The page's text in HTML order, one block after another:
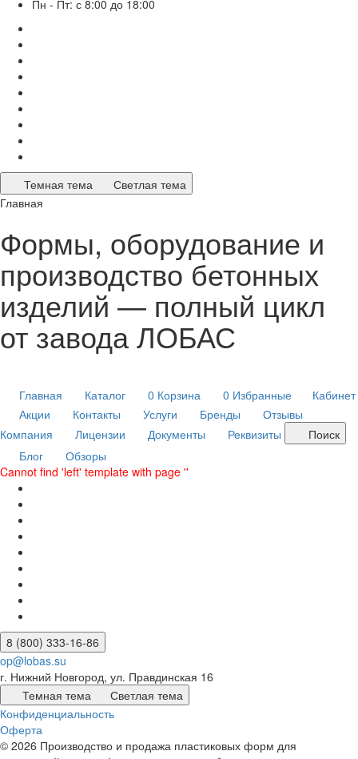
Пн - Пт: с 8:00 до 18:00
Темная тема
Светлая тема
Главная
Формы, оборудование и
производство бетонных
изделий — полный цикл
от завода ЛОБАС
Главная Каталог 0 Корзина 0 Избранные
Кабинет
Акции
Контакты Услуги Бренды
Отзывы
Компания
Лицензии Документы Реквизиты
Поиск
Блог
Обзоры
Cannot find 'left' template with page ''
8 (800) 333-16-86
op@lobas.su
г. Нижний Новгород, ул. Правдинская 16
Темная тема
Светлая тема
Конфиденциальность
Оферта
© 2026 Производство и продажа пластиковых форм для